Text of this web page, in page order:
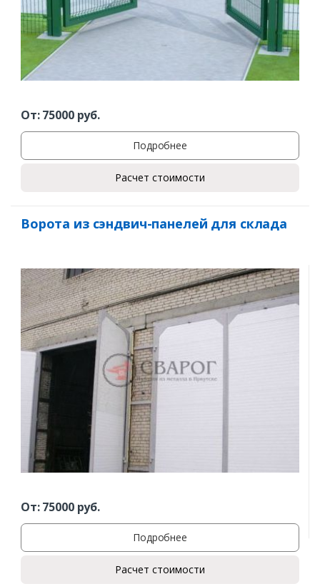
Комментарий к заказу
От:75000руб.
Подробнее
Расчет стоимости
Ворота из сэндвич-панелей для склада
От:75000руб.
Подробнее
Расчет стоимости